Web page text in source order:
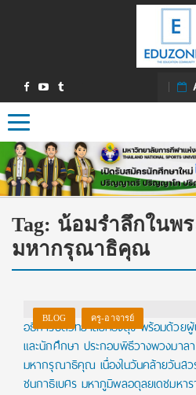
Toggle navigation
Tag: น้อมรำลึกในพ
มหากรุณาธิคุณ
BLOG ครู-อาจารย์
อธิการบดีวิทยาลัยทองสุข พร้อมด้วย
และนักศึกษา ประกอบพิธีวางพวงมาล
มหากรุณาธิคุณ เนื่องในวันคล้ายวันสว
ชนกาธิเบศร มหาภูมิพลอดุลยเดชมหา